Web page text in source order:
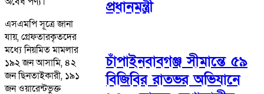
এসএমপি সূত্রে জানা
যায়, গ্রেফতারকৃতদের
মধ্যে নিয়মিত মামলার
১৯২ জন আসামি, ৪২
জন ছিনতাইকারী, ১৯১
জন ওয়ারেন্টভুক্ত
প্রধানমন্ত্রী
চাঁপাইনবাবগঞ্জ সীমান্তে ৫৯
বিজিবির রাতভর অভিযানে